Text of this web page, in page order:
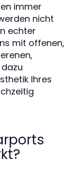
immer
nicht
echter
mit offenen,
Ihres